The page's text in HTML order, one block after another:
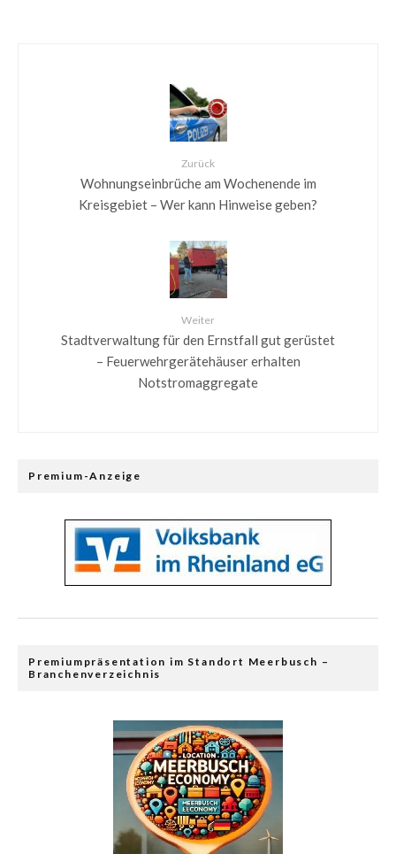
Zurück
Wohnungseinbrüche am Wochenende im
Kreisgebiet – Wer kann Hinweise geben?
Weiter
Stadtverwaltung für den Ernstfall gut gerüstet
– Feuerwehrgerätehäuser erhalten
Notstromaggregate
Premium-Anzeige
Premiumpräsentation im Standort Meerbusch –
Branchenverzeichnis